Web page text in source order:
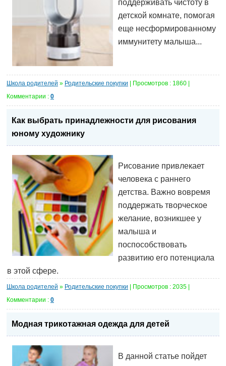
поддерживать чистоту в
детской комнате, помогая
еще несформированному
иммунитету малыша...
Школа родителей » Родительские покупки | Просмотров : 1860 |
Комментарии : 0
Как выбрать принадлежности для рисования
юному художнику
Рисование привлекает
человека с раннего
детства. Важно вовремя
поддержать творческое
желание, возникшее у
малыша и
поспособствовать
развитию его потенциала
в этой сфере.
Школа родителей » Родительские покупки | Просмотров : 2035 |
Комментарии : 0
Модная трикотажная одежда для детей
В данной статье пойдет